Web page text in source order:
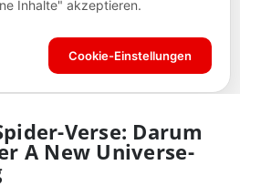
Verse: Darum
A New Universe-